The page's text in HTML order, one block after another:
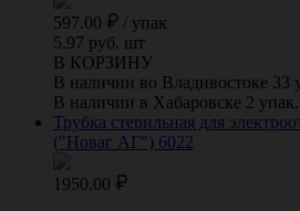
597.00 / упак
5.97 руб. шт
В КОРЗИНУ
В наличии во Владивостоке 33
В наличии в Хабаровске 2 упак.
Трубка стерильная для
("Новаг АГ") 6022
1950.00